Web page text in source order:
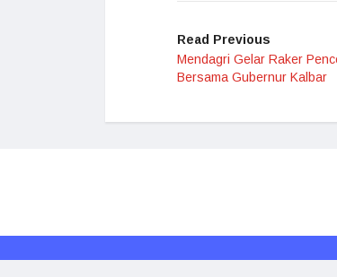
Read Previous
Mendagri Gelar Raker
Bersama Gubernur Kalbar